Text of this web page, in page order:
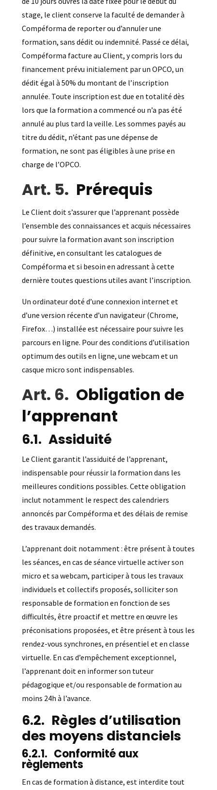
stage, le client conserve la faculté de demander à
Compéforma de reporter ou d’annuler une
formation, sans dédit ou indemnité. Passé ce délai,
Compéforma facture au Client, y compris lors du
financement prévu initialement par un OPCO, un
dédit égal à 50% du montant de l’inscription
annulée. Toute inscription est due en totalité dès
lors que la formation a commencé ou n’a pas été
annulé au plus tard la veille. Les sommes payés au
titre du dédit, n’étant pas une dépense de
formation, ne sont pas éligibles à une prise en
charge de l’OPCO.
Prérequis
Le Client doit s’assurer que l’apprenant possède
l’ensemble des connaissances et acquis nécessaires
pour suivre la formation avant son inscription
définitive, en consultant les catalogues de
Compéforma et si besoin en adressant à cette
dernière toutes questions utiles avant l’inscription.
Un ordinateur doté d’une connexion internet et
d’une version récente d’un navigateur (Chrome,
Firefox…) installée est nécessaire pour suivre les
parcours en ligne. Pour des conditions d’utilisation
optimum des outils en ligne, une webcam et un
casque micro sont indispensables.
Obligation de
l’apprenant
Assiduité
Le Client garantit l’assiduité de l’apprenant,
indispensable pour réussir la formation dans les
meilleures conditions possibles. Cette obligation
inclut notamment le respect des calendriers
annoncés par Compéforma et des délais de remise
des travaux demandés.
L’apprenant doit notamment : être présent à toutes
les séances, en cas de séance virtuelle activer son
micro et sa webcam, participer à tous les travaux
individuels et collectifs proposés, solliciter son
responsable de formation en fonction de ses
difficultés, être proactif et mettre en œuvre les
préconisations proposées, et être présent à tous les
rendez-vous synchrones, en présentiel et en classe
virtuelle. En cas d’empêchement exceptionnel,
l’apprenant doit en informer son tuteur
pédagogique et/ou responsable de formation au
moins 24h à l’avance.
Règles d’utilisation
des moyens distanciels
Conformité aux
règlements
En cas de formation à distance, est interdite tout